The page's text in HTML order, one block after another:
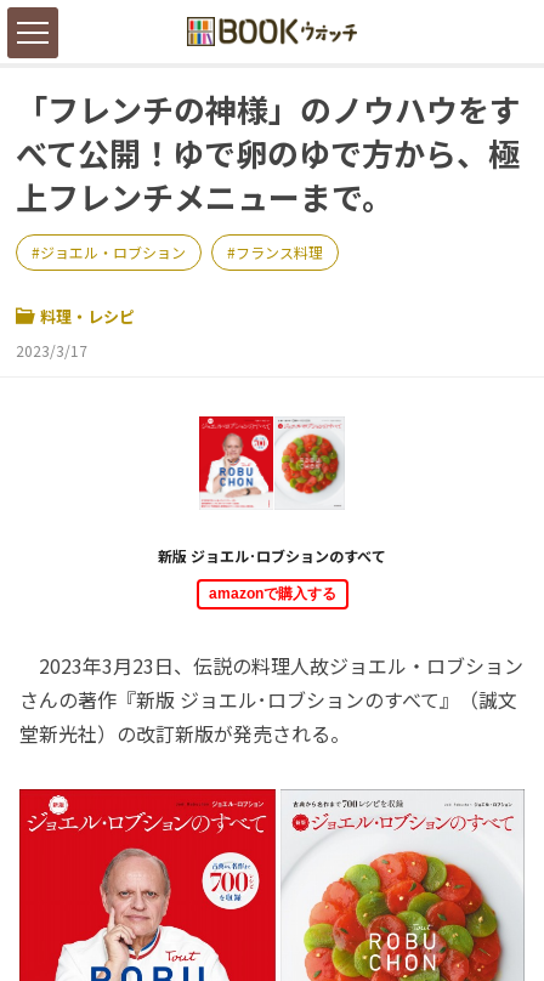
「フレンチの神様」のノウハウをす
べて公開！ゆで卵のゆで方から、極
上フレンチメニューまで。
ジョエル・ロブション フランス料理
料理・レシピ
2023/3/17
新版 ジョエル･ロブションのすべて
amazonで購入する
2023年3月23日、伝説の料理人故ジョエル・ロブション
さんの著作『新版 ジョエル･ロブションのすべて』（誠文
堂新光社）の改訂新版が発売される。